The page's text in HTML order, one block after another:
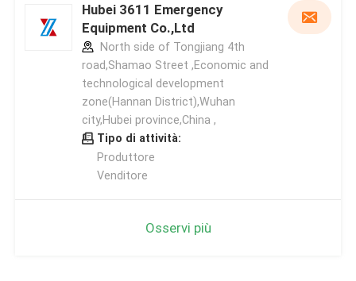
Hubei 3611 Emergency
Equipment Co.,Ltd
North side of Tongjiang 4th
road,Shamao Street ,Economic and
technological development
zone(Hannan District),Wuhan
city,Hubei province,China ,
Tipo di attività:
Produttore
Venditore
Osservi più